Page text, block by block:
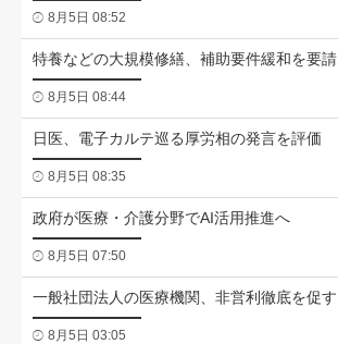
8月5日 08:52
特養などの大規模修繕、補助要件緩和を要請
8月5日 08:44
日医、電子カルテ巡る厚労相の発言を評価
8月5日 08:35
政府が医療・介護分野でAI活用推進へ
8月5日 07:50
一般社団法人の医療機関、非営利徹底を促す
8月5日 03:05